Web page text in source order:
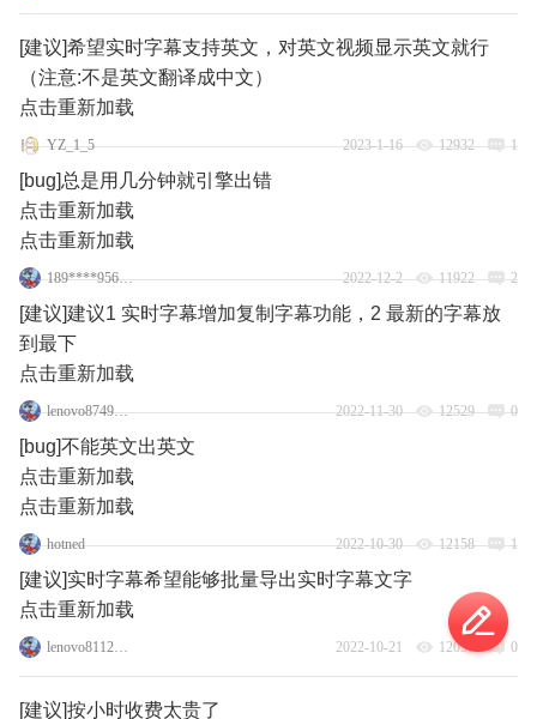
[建议]希望实时字幕支持英文，对英文视频显示英文就行
（注意:不是英文翻译成中文）
点击重新加载
YZ_1_5 2023-1-16 12932 1
[bug]总是用几分钟就引擎出错
点击重新加载
点击重新加载
189****9569_11 2022-12-2 11922 2
[建议]建议1 实时字幕增加复制字幕功能，2 最新的字幕放
到最下
点击重新加载
lenovo87495193 2022-11-30 12529 0
[bug]不能英文出英文
点击重新加载
点击重新加载
hotned 2022-10-30 12158 1
[建议]实时字幕希望能够批量导出实时字幕文字
点击重新加载
lenovo81121238 2022-10-21 12056 0
[建议]按小时收费太贵了